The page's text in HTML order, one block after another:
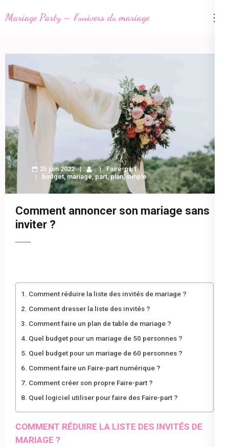
au
(Pressez
Entrée)
Mariage Party – l'univers du mariage
25 juin 2022
Faire-part
budget,mariage,part, plan, simple
Comment annoncer son mariage sans
inviter ?
Comment réduire la liste des invités de mariage ?
Comment dresser la liste des invités ?
Comment faire un plan de table de mariage ?
Quel budget pour un mariage de 50 personnes ?
Quel budget pour un mariage de 60 personnes ?
Comment faire un Faire-part numérique ?
Comment créer son propre Faire-part ?
Quel logiciel utiliser pour faire des Faire-part ?
COMMENT RÉDUIRE LA LISTE DES INVITÉS DE
MARIAGE ?